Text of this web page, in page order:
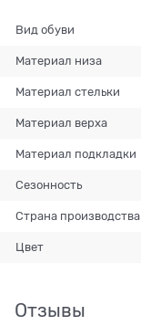
Вид обуви
Материал низа
Материал стельки
Материал верха
Материал подкладки
Сезонность
Страна производства
Цвет
Отзывы